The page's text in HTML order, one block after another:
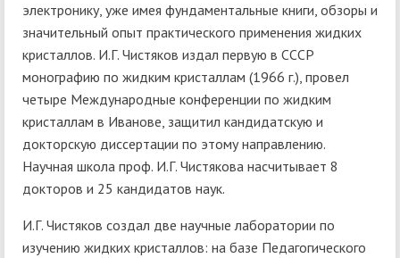
электронику, уже имея фундаментальные книги, обзоры и
значительный опыт практического применения жидких
кристаллов. И.Г. Чистяков издал первую в СССР
монографию по жидким кристаллам (1966 г.), провел
четыре Международные конференции по жидким
кристаллам в Иванове, защитил кандидатскую и
докторскую диссертации по этому направлению.
Научная школа проф. И.Г. Чистякова насчитывает 8
докторов и 25 кандидатов наук.
И.Г. Чистяков создал две научные лаборатории по
изучению жидких кристаллов: на базе Педагогического